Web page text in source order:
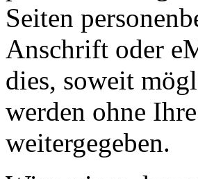
Seiten
Anschrift oder
dies, soweit
werden ohne
weitergegeben.